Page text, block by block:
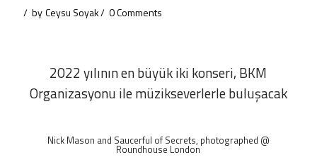
by Ceysu Soyak 0 Comments
2022 yılının en büyük iki konseri, BKM
Organizasyonu ile müzikseverlerle buluşacak
Nick Mason and Saucerful of Secrets, photographed @
Roundhouse London